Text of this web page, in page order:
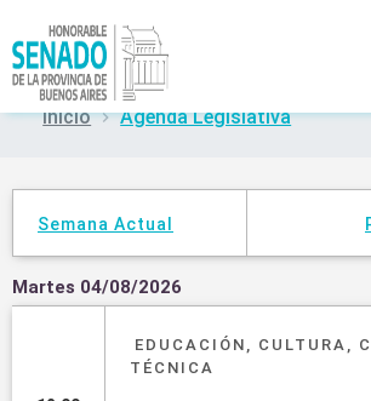
CULTURA
Inicio Agenda Legislativa
Semana Actual
Martes 04/08/2026
EDUCACIÓN, CULTURA,
TÉCNICA